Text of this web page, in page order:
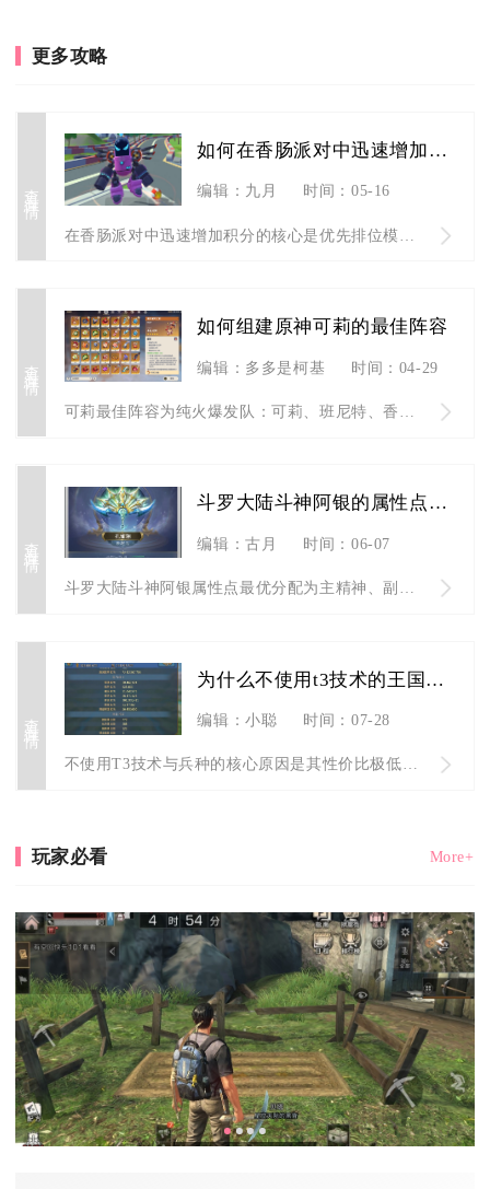
更多攻略
查看详情
如何在香肠派对中迅速增加积分
编辑：九月 时间：05-16
查看详情
如何组建原神可莉的最佳阵容
编辑：多多是柯基 时间：04-29
斗罗大陆斗神阿银的属性点应该如何分配
编辑：古月 时间：06-07
查看详情
为什么不使用t3技术的王国纪元
编辑：小聪 时间：07-28
不使用T3技术与兵种的核心原因是其性价比极低、实力虚高且实战...
玩家必看 More+